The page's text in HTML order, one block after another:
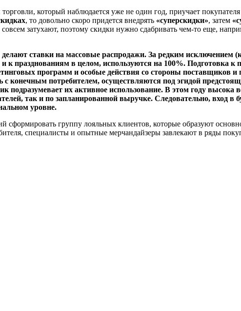
который наблюдается уже не один год, приучает
, то довольно скоро придется внедрять «суперскидки», затем
затухают, поэтому скидки нужно сдабривать чем-то еще,
ставки на массовые распродажи. За редким исключением
празднованиям в целом, используются на 100%. Подготовка к
программ и особые действия со стороны поставщиков и
с конечным потребителем, осуществляются под эгидой
подразумевает их активное использование. В этом году высока
так и по запланированной выручке. Следовательно, вход в
уровне.
группу лояльных клиентов, которые образуют
специалисты и опытные мерчандайзеры завлекают в ряды